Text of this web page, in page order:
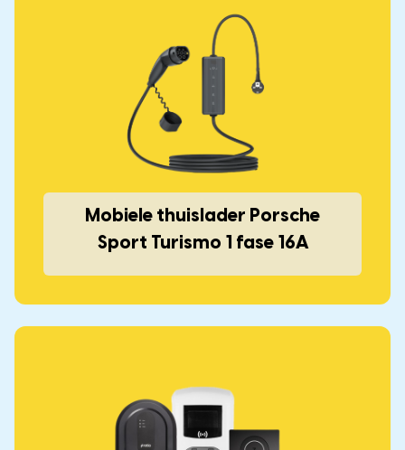
Mobiele thuislader Porsche
Sport Turismo 1 fase 16A